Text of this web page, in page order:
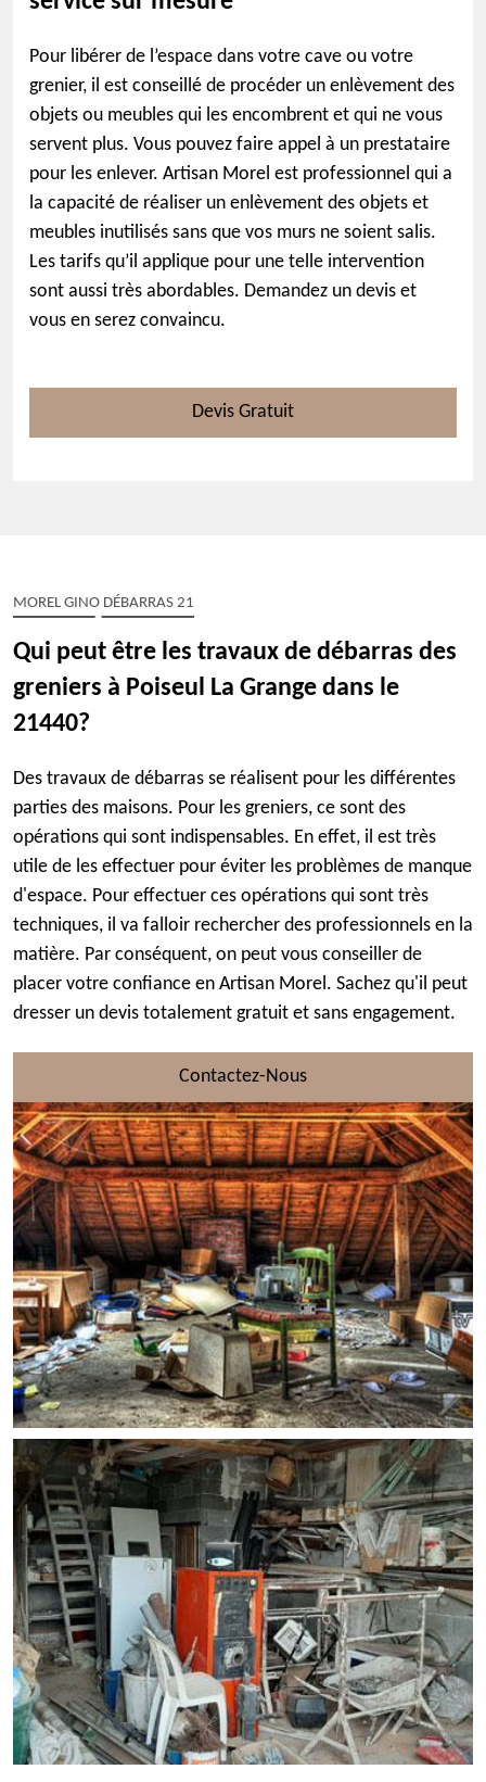
Pour libérer de l’espace dans votre cave ou votre
grenier, il est conseillé de procéder un enlèvement des
objets ou meubles qui les encombrent et qui ne vous
servent plus. Vous pouvez faire appel à un prestataire
pour les enlever. Artisan Morel est professionnel qui a
la capacité de réaliser un enlèvement des objets et
meubles inutilisés sans que vos murs ne soient salis.
Les tarifs qu’il applique pour une telle intervention
sont aussi très abordables. Demandez un devis et
vous en serez convaincu.
Devis Gratuit
MOREL GINO DÉBARRAS 21
Qui peut être les travaux de débarras des
greniers à Poiseul La Grange dans le
21440?
Des travaux de débarras se réalisent pour les différentes
parties des maisons. Pour les greniers, ce sont des
opérations qui sont indispensables. En effet, il est très
utile de les effectuer pour éviter les problèmes de manque
d'espace. Pour effectuer ces opérations qui sont très
techniques, il va falloir rechercher des professionnels en la
matière. Par conséquent, on peut vous conseiller de
placer votre confiance en Artisan Morel. Sachez qu'il peut
dresser un devis totalement gratuit et sans engagement.
Contactez-Nous